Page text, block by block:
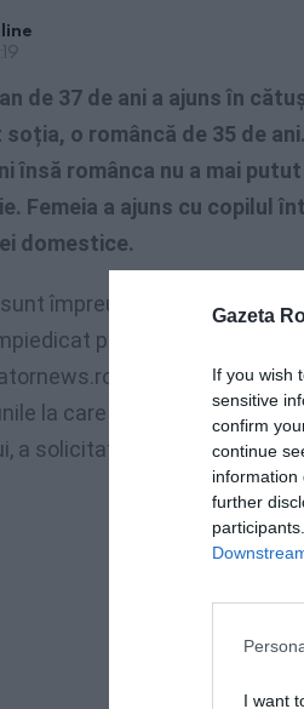
Gazeta
If you wish
sensitive
confirm
continue
information
further
I want
de 37 de ani a ajuns în
o româncă de 35 de
însă românca nu a mai
Femeia a ajuns cu copilul
domestice.
împreună de mai mulți
pe italian să-și bată
care citează
la care este supusă și,
a solicitat intervenția de